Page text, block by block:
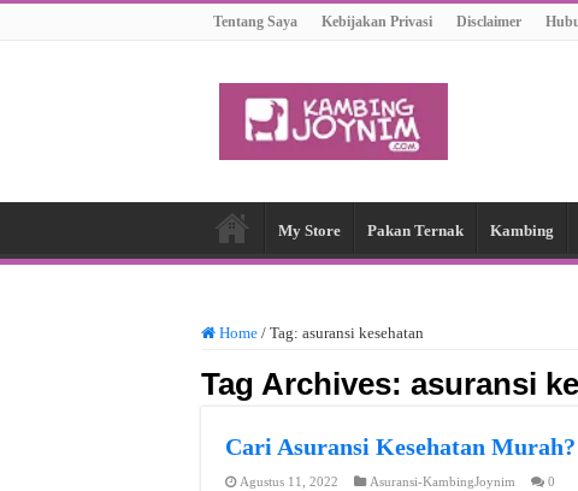
Tentang Saya Kebijakan Privasi Disclaimer
My Store Pakan Ternak Kambing
Home / Tag: asuransi kesehatan
Tag Archives: asuransi
Cari Asuransi Kesehatan
Agustus 11, 2022 Asuransi-KambingJoynim 0